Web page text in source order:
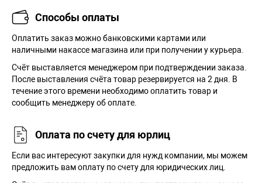
Способы оплаты
Оплатить заказ можно банковскими картами или
наличными накассе магазина или при получении у курьера.
Cчёт выставляется менеджером при подтверждении заказа.
После выставления счёта товар резервируется на 2 дня. В
течение этого времени необходимо оплатить товар и
сообщить менеджеру об оплате.
Оплата по счету для юрлиц
Если вас интересуют закупки для нужд компании, мы можем
предложить вам оплату по счету для юридических лиц.